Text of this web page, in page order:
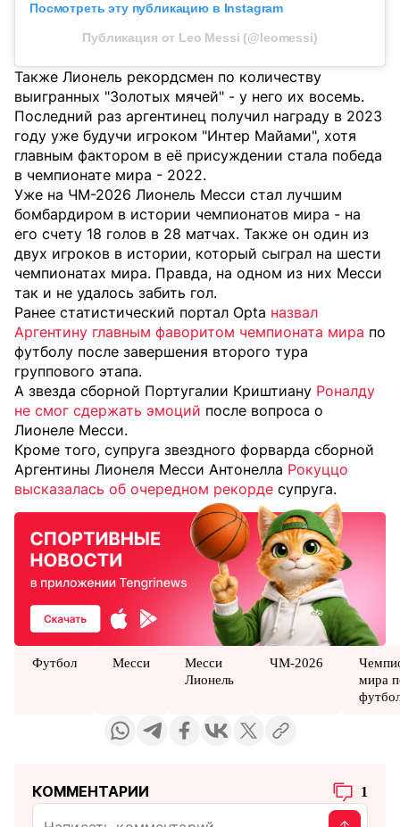
Посмотреть эту публикацию в Instagram
Публикация от Leo Messi (@leomessi)
Также Лионель рекордсмен по количеству
выигранных "Золотых мячей" - у него их восемь.
Последний раз аргентинец получил награду в 2023
году уже будучи игроком "Интер Майами", хотя
главным фактором в её присуждении стала победа
в чемпионате мира - 2022.
Уже на ЧМ-2026 Лионель Месси стал лучшим
бомбардиром в истории чемпионатов мира - на
его счету 18 голов в 28 матчах. Также он один из
двух игроков в истории, который сыграл на шести
чемпионатах мира. Правда, на одном из них Месси
так и не удалось забить гол.
Ранее статистический портал Opta назвал
Аргентину главным фаворитом чемпионата мира по
футболу после завершения второго тура
группового этапа.
А звезда сборной Португалии Криштиану Роналду
не смог сдержать эмоций после вопроса о
Лионеле Месси.
Кроме того, супруга звездного форварда сборной
Аргентины Лионеля Месси Антонелла Рокуццо
высказалась об очередном рекорде супруга.
Футбол Месси
Месси
Лионель
ЧМ-2026
мира
КОММЕНТАРИИ 1